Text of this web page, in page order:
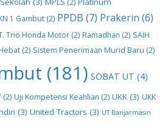
MPLS (2)
1 Gambut (2) PPDB (7) Prakerin (6)
Trio Honda Motor (2) Ramadhan (2) SAIH
(2) Sistem Penerimaan Murid Baru (2)
(181) SOBAT UT (4)
(2) Uji Kompetensi Keahlian (2) UKK (3) UKK
(3) United Tractors (3) UT Banjarmasin